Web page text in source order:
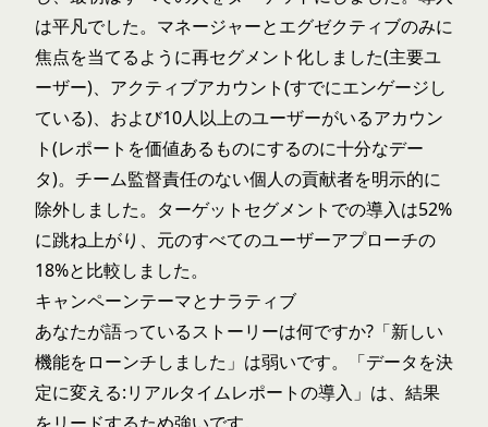
は平凡でした。マネージャーとエグゼクティブのみに
焦点を当てるように再セグメント化しました(主要ユ
ーザー)、アクティブアカウント(すでにエンゲージし
ている)、および10人以上のユーザーがいるアカウン
ト(レポートを価値あるものにするのに十分なデー
タ)。チーム監督責任のない個人の貢献者を明示的に
除外しました。ターゲットセグメントでの導入は52%
に跳ね上がり、元のすべてのユーザーアプローチの
18%と比較しました。
キャンペーンテーマとナラティブ
あなたが語っているストーリーは何ですか?「新しい
機能をローンチしました」は弱いです。「データを決
定に変える:リアルタイムレポートの導入」は、結果